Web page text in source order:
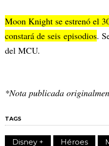
Moon Knight se estrenó el
constará de seis episodios.
del MCU.
*Nota publicada
TAGS
Disney + Héroes